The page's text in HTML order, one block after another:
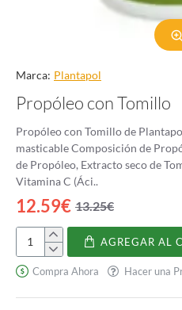
Marca: Plantapol
Propóleo con Tomillo
Propóleo con Tomillo de
masticable Composición de Propóleo con Tomillo Extracto seco
de Propóleo, Extracto seco de
Vitamina C (Áci..
12.59€ 13.25€
Propóleo
con
Tomillo
AGREGAR AL
Compra Ahora Hacer una